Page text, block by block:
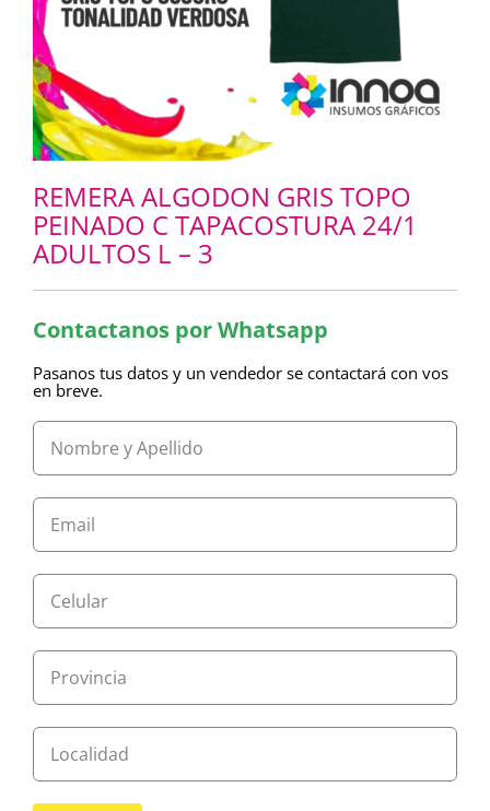
REMERA ALGODON GRIS TOPO
PEINADO C TAPACOSTURA 24/1
ADULTOS L – 3
Contactanos por Whatsapp
Pasanos tus datos y un vendedor se contactará con vos
en breve.